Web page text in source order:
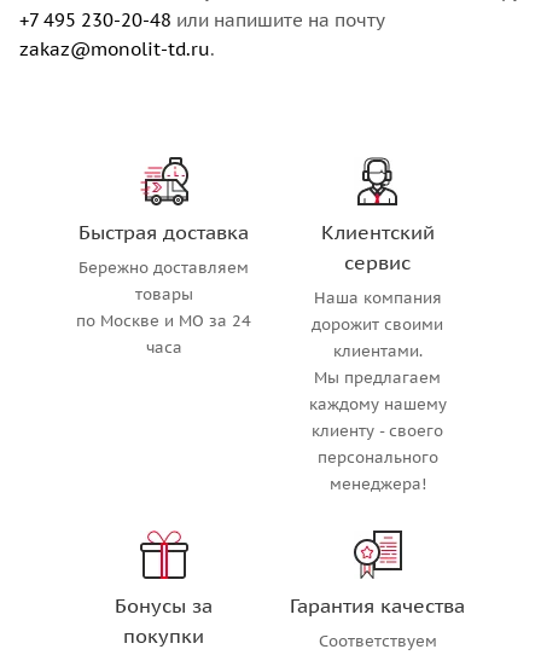
+7 495 230-20-48 или напишите на почту
zakaz@monolit-td.ru.
Быстрая доставка
Бережно доставляем
товары
по Москве и МО за 24
часа
Клиентский
сервис
Наша компания
дорожит своими
клиентами.
Мы предлагаем
каждому нашему
клиенту - своего
персонального
менеджера!
Бонусы за
покупки
Гарантия качества
Соответствуем